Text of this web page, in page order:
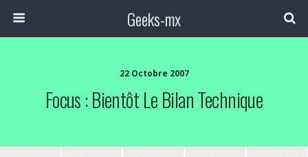
Geeks-mx
22 Octobre 2007
Focus : Bientôt Le Bilan Technique